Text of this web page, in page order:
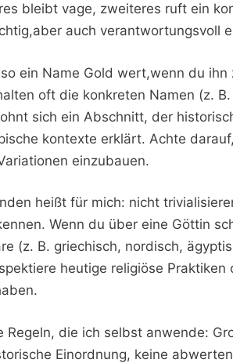
bleibt vage, zweiteres ruft ein‌
auch verantwortungsvoll
ein Name Gold wert,wenn du
oft die ​konkreten ‌Namen (z.
sich ein Abschnitt, der
kontexte ​erklärt. ⁤Achte
einzubauen.
heißt für mich: nicht
Wenn du⁣ über eine Göttin
(z. B. griechisch,‌ nordisch,
heutige religiöse Praktiken
Regeln,‍ die ⁢ich⁣ selbst anwende:
Einordnung, keine